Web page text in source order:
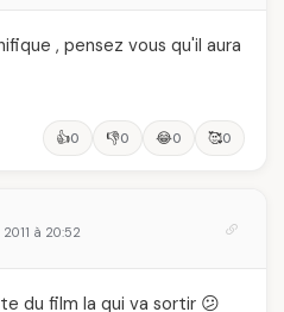
, pensez vous qu'il aura
👍0 👎0 😂0 🥰0
2011 à 20:52
du film la qui va sortir 😕